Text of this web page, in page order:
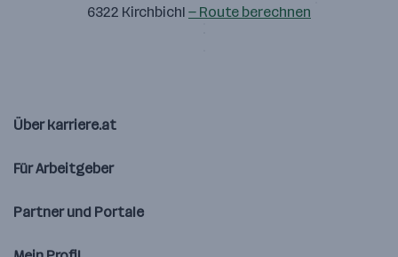
6322 Kirchbichl — Route berechnen
Über karriere.at
Für Arbeitgeber
Partner und Portale